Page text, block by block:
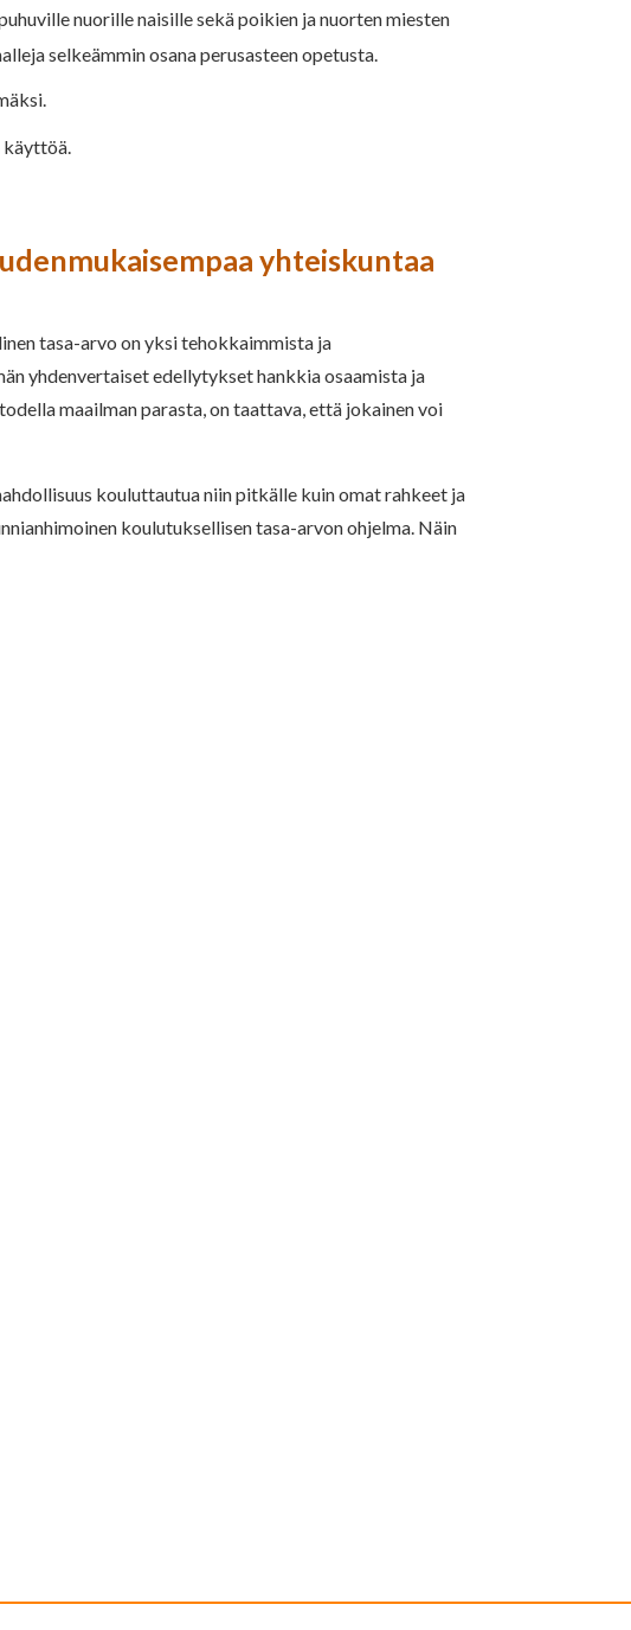
nuorille naisille sekä poikien ja nuorten miesten
selkeämmin osana perusasteen opetusta.
käyttöä.
yhteiskuntaa
tasa-arvo on yksi tehokkaimmista ja
yhdenvertaiset edellytykset hankkia osaamista ja
maailman parasta, on taattava, että jokainen voi
kouluttautua niin pitkälle kuin omat rahkeet ja
koulutuksellisen tasa-arvon ohjelma. Näin